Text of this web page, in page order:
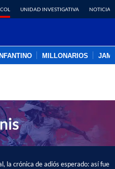
UNIDAD INVESTIGATIVA NOTICIAS
MILLONARIOS
la crónica de adiós esperado: así fue